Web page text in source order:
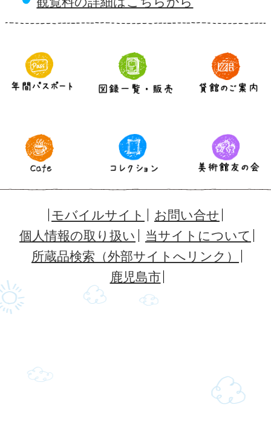
モバイルサイト
お問い合せ
個人情報の取り扱い
当サイトについて
所蔵品検索（外部サイトへリンク）
鹿児島市